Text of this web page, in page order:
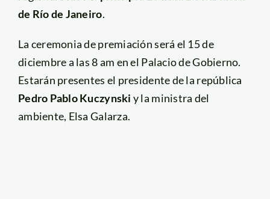
de Río de Janeiro.
La ceremonia de premiación será el 15 de
diciembre a las 8 am en el Palacio de Gobierno.
Estarán presentes el presidente de la república
Pedro Pablo Kuczynski y la ministra del
ambiente, Elsa Galarza.